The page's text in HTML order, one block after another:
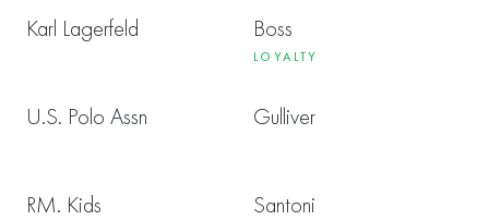
Karl Lagerfeld Boss
LOYALTY
U.S. Polo Assn Gulliver
RM. Kids Santoni